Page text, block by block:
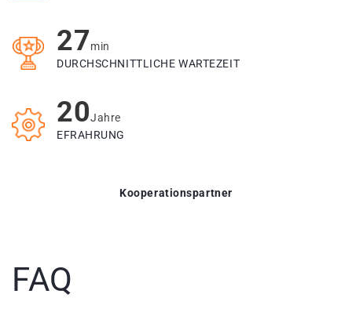
27min
DURCHSCHNITTLICHE WARTEZEIT
20Jahre
EFRAHRUNG
Kooperationspartner
FAQ